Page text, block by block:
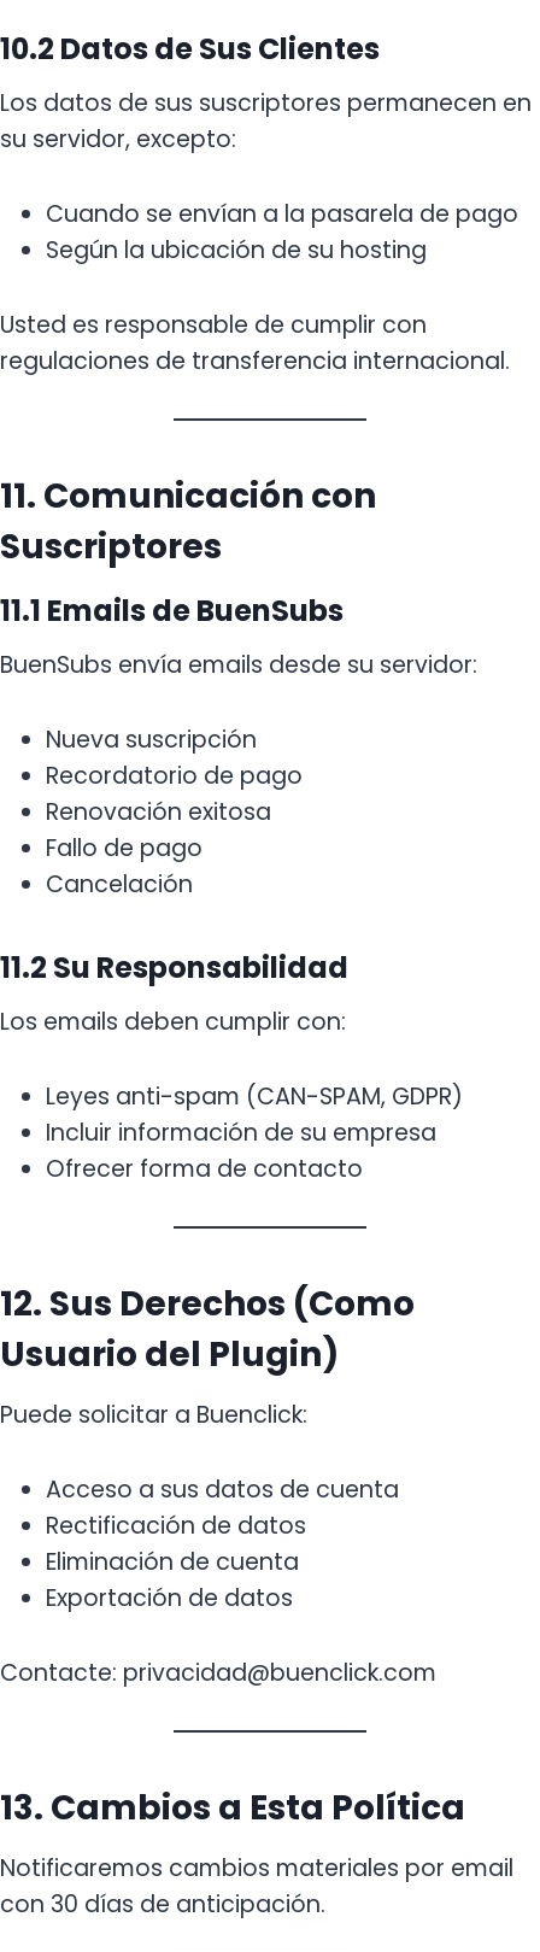
10.2 Datos de Sus Clientes
Los datos de sus suscriptores permanecen en
su servidor, excepto:
Cuando se envían a la pasarela de pago
Según la ubicación de su hosting
Usted es responsable de cumplir con
regulaciones de transferencia internacional.
11. Comunicación con
Suscriptores
11.1 Emails de BuenSubs
BuenSubs envía emails desde su servidor:
Nueva suscripción
Recordatorio de pago
Renovación exitosa
Fallo de pago
Cancelación
11.2 Su Responsabilidad
Los emails deben cumplir con:
Leyes anti-spam (CAN-SPAM, GDPR)
Incluir información de su empresa
Ofrecer forma de contacto
12. Sus Derechos (Como
Usuario del Plugin)
Puede solicitar a Buenclick:
Acceso a sus datos de cuenta
Rectificación de datos
Eliminación de cuenta
Exportación de datos
Contacte: privacidad@buenclick.com
13. Cambios a Esta Política
Notificaremos cambios materiales por email
con 30 días de anticipación.